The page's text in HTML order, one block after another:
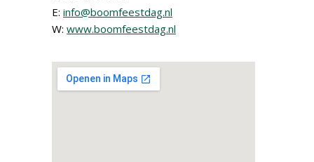
E: info@boomfeestdag.nl
W: www.boomfeestdag.nl